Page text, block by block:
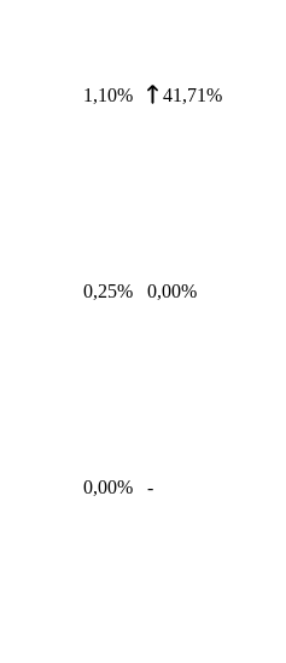
1,10% 41,71%
0,25% 0,00%
0,00% -